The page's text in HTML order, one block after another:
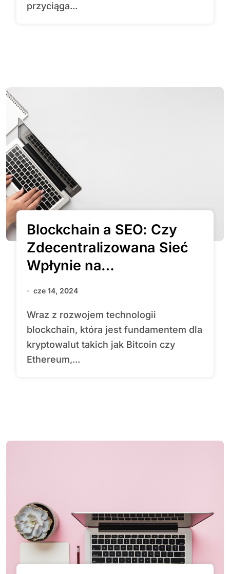
przyciąga...
Blockchain a SEO: Czy
Zdecentralizowana Sieć
Wpłynie na
Pozycjonowanie?
cze 14, 2024
Wraz z rozwojem technologii
blockchain, która jest fundamentem dla
kryptowalut takich jak Bitcoin czy
Ethereum,...